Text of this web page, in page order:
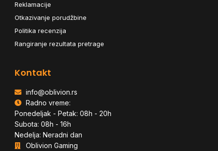
Reklamacije
Otkazivanje porudžbine
Politika recenzija
Rangiranje rezultata pretrage
Kontakt
info@oblivion.rs
Radno vreme:
Ponedeljak - Petak: 08h - 20h
Subota: 08h - 16h
Nedelja: Neradni dan
Oblivion Gaming